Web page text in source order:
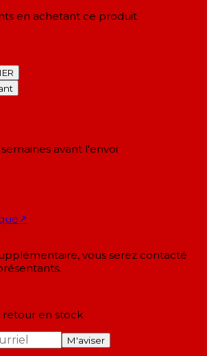
en achetant ce produit
avant l'envoi
↗
vous serez contacté
retour en stock
M'aviser